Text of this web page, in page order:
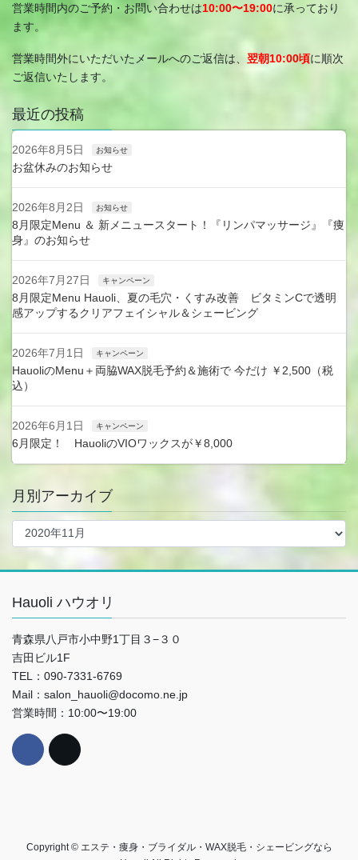
営業時間内のご予約・お問い合わせは10:00〜19:00に承っており
ます。
営業時間外にいただいたメールへのご返信は、 翌朝10:00頃に順次
ご返信いたします。
最近の投稿
2026年8月5日 お知らせ
お盆休みのお知らせ
2026年8月2日 お知らせ
8月限定Menu ＆ 新メニュースタート！『リンパマッサージ』『痩
身』のお知らせ
2026年7月27日 キャンペーン
8月限定Menu Hauoli、夏の毛穴・くすみ改善 ビタミンCで透明
感アップするクリアフェイシャル＆シェービング
2026年7月1日 キャンペーン
HauoliのMenu＋両脇WAX脱毛予約＆施術で 今だけ ￥2,500（税
込）
2026年6月1日 キャンペーン
6月限定！ HauoliのVIOワックスが￥8,000
月別アーカイブ
Hauoli ハウオリ
青森県八戸市小中野1丁目３−３０
吉田ビル1F
TEL：090-7331-6769
Mail：salon_hauoli@docomo.ne.jp
営業時間：10:00〜19:00
Copyright © エステ・痩身・ブライダル・WAX脱毛・シェービングなら